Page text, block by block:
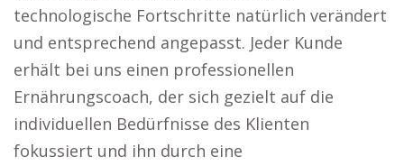
technologische Fortschritte natürlich verändert
und entsprechend angepasst. Jeder Kunde
erhält bei uns einen professionellen
Ernährungscoach, der sich gezielt auf die
individuellen Bedürfnisse des Klienten
fokussiert und ihn durch eine